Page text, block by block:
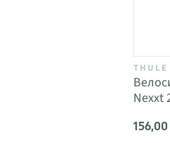
THULE
Nexxt